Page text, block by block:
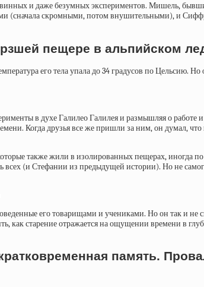
и даже безумных экспериментов. Мишель,
(сначала скромными, потом внушительными), и
пещере в альпийском
его тела упала до 34 градусов по Цельсию.
в духе Галилео Галилея и размышляя о
Когда друзья все же пришли за ним, он думал,
также жили в изолированных пещерах, иногда
всех (и Стефании из предыдущей истории). Но не
его товарищами и учениками. Но он так и не
как старение отражается на ощущении времени в
память.